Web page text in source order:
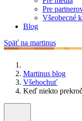
Pre
Všeobecné
Blog
Späť na martinus
Martinus blog
Všehochuť
Keď niekto